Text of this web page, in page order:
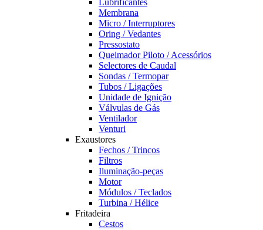
Lubrificantes
Membrana
Micro / Interruptores
Oring / Vedantes
Pressostato
Queimador Piloto / Acessórios
Selectores de Caudal
Sondas / Termopar
Tubos / Ligações
Unidade de Ignição
Válvulas de Gás
Ventilador
Venturi
Exaustores
Fechos / Trincos
Filtros
Iluminação-peças
Motor
Módulos / Teclados
Turbina / Hélice
Fritadeira
Cestos